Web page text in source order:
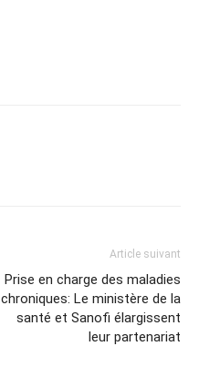
Article suivant
Prise en charge des maladies
chroniques: Le ministère de la
santé et Sanofi élargissent
leur partenariat